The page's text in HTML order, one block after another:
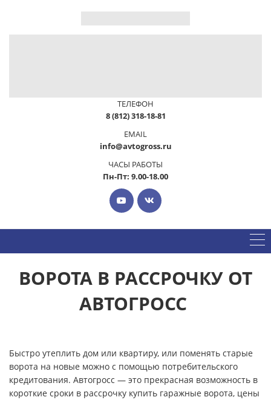
ТЕЛЕФОН
8 (812) 318-18-81
EMAIL
info@avtogross.ru
ЧАСЫ РАБОТЫ
Пн-Пт: 9.00-18.00
ВОРОТА В РАССРОЧКУ ОТ
АВТОГРОСС
Быстро утеплить дом или квартиру, или поменять старые
ворота на новые можно с помощью потребительского
кредитования. Автогросс — это прекрасная возможность в
короткие сроки в рассрочку купить гаражные ворота, цены